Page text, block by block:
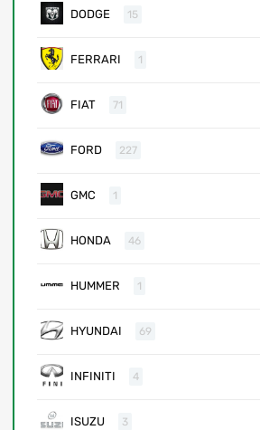
DODGE 15
FERRARI 1
FIAT 71
FORD 227
GMC 1
HONDA 46
HUMMER 1
HYUNDAI 69
INFINITI 4
ISUZU 3